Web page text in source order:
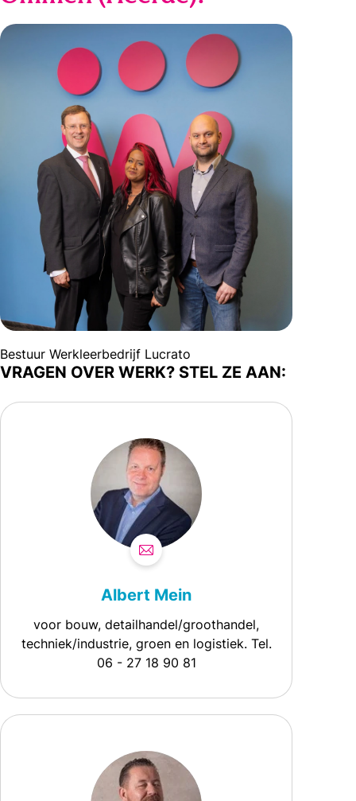
Bestuur Werkleerbedrijf Lucrato
VRAGEN OVER WERK? STEL ZE AAN:
Albert Mein
voor bouw, detailhandel/groothandel,
techniek/industrie, groen en logistiek. Tel.
06 - 27 18 90 81